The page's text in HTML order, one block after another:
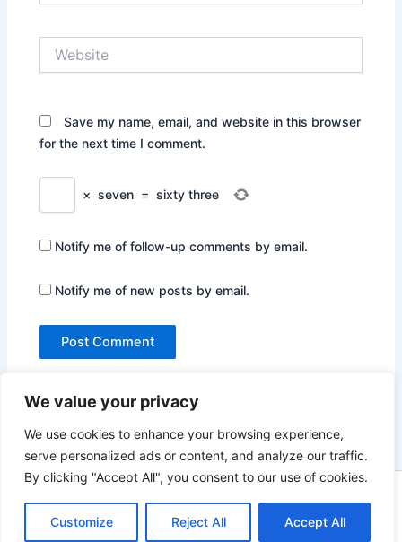
We value your privacy
We use cookies to enhance your browsing experience,
serve personalized ads or content, and analyze our traffic.
By clicking "Accept All", you consent to our use of cookies.
Customize Reject All Accept All
Save my name, email, and website in this browser
for the next time I comment.
× seven = sixty three
Notify me of follow-up comments by email.
Notify me of new posts by email.
Copyright © 2026 Not Only Hollywood | Powered byAstra
WordPress Theme